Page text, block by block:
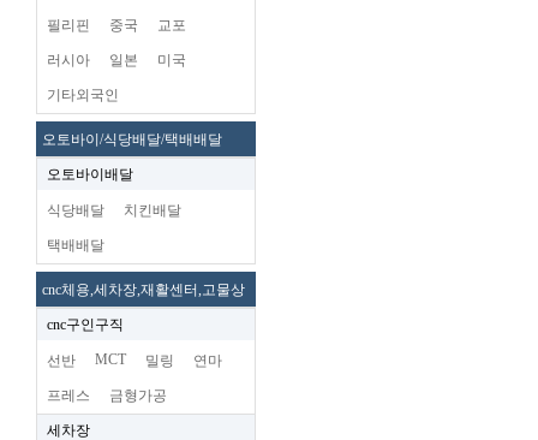
필리핀 중국 교포
러시아 일본 미국
기타외국인
오토바이/식당배달/택배배달
오토바이배달
식당배달 치킨배달
택배배달
cnc체용,세차장,재활센터,고물상
cnc구인구직
선반 MCT 밀링 연마
프레스 금형가공
세차장